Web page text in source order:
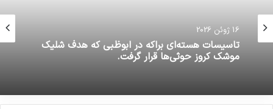
16 ژوئن 2026
تاسیسات هسته‌ای براکه در ابوظبی که هدف شلیک
موشک کروز حوثی‌ها قرار گرفت.